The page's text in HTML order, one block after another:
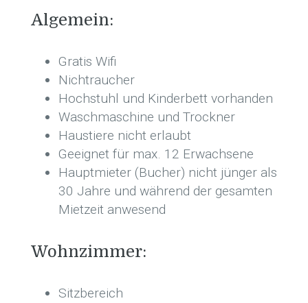
Algemein:
Gratis Wifi
Nichtraucher
Hochstuhl und Kinderbett vorhanden
Waschmaschine und Trockner
Haustiere nicht erlaubt
Geeignet für max. 12 Erwachsene
Hauptmieter (Bucher) nicht jünger als
30 Jahre und während der gesamten
Mietzeit anwesend
Wohnzimmer:
Sitzbereich